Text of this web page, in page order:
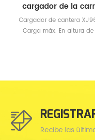
cargador de la
Cargador de cantera
Carga máx. En altura
Recibe las